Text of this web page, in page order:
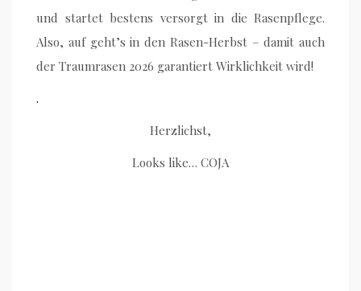
und startet bestens versorgt in die Rasenpflege.
Also, auf geht’s in den Rasen-Herbst – damit auch
der Traumrasen 2026 garantiert Wirklichkeit wird!
.
Herzlichst,
Looks like… COJA